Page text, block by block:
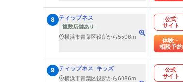
8 ティップネス
複数店舗あり
横浜市青葉区役所から5506m
公式
サイト
体験・
相談予約
9 ティップネス･キッズ
横浜市青葉区役所から6086m
公式
サイト